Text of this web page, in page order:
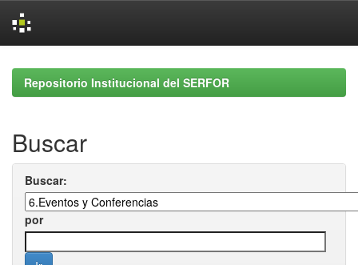
navigationRepositorio Institucional del SERFOR
Buscar
Buscar:
por